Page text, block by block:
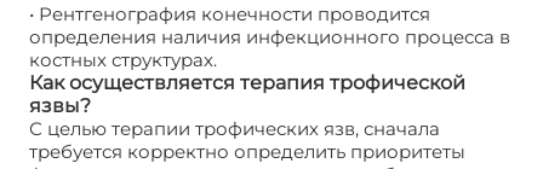
• Рентгенография конечности проводится
определения наличия инфекционного процесса в
костных структурах.
Как осуществляется терапия трофической
язвы?
С целью терапии трофических язв, сначала
требуется корректно определить приоритеты